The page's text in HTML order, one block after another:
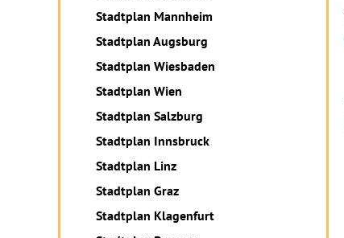
Stadtplan Mannheim
Stadtplan Augsburg
Stadtplan Wiesbaden
Stadtplan Wien
Stadtplan Salzburg
Stadtplan Innsbruck
Stadtplan Linz
Stadtplan Graz
Stadtplan Klagenfurt